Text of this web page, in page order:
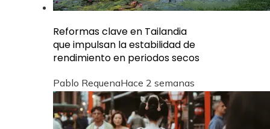
Reformas clave en Tailandia
que impulsan la estabilidad de
rendimiento en periodos secos
Pablo RequenaHace 2 semanas